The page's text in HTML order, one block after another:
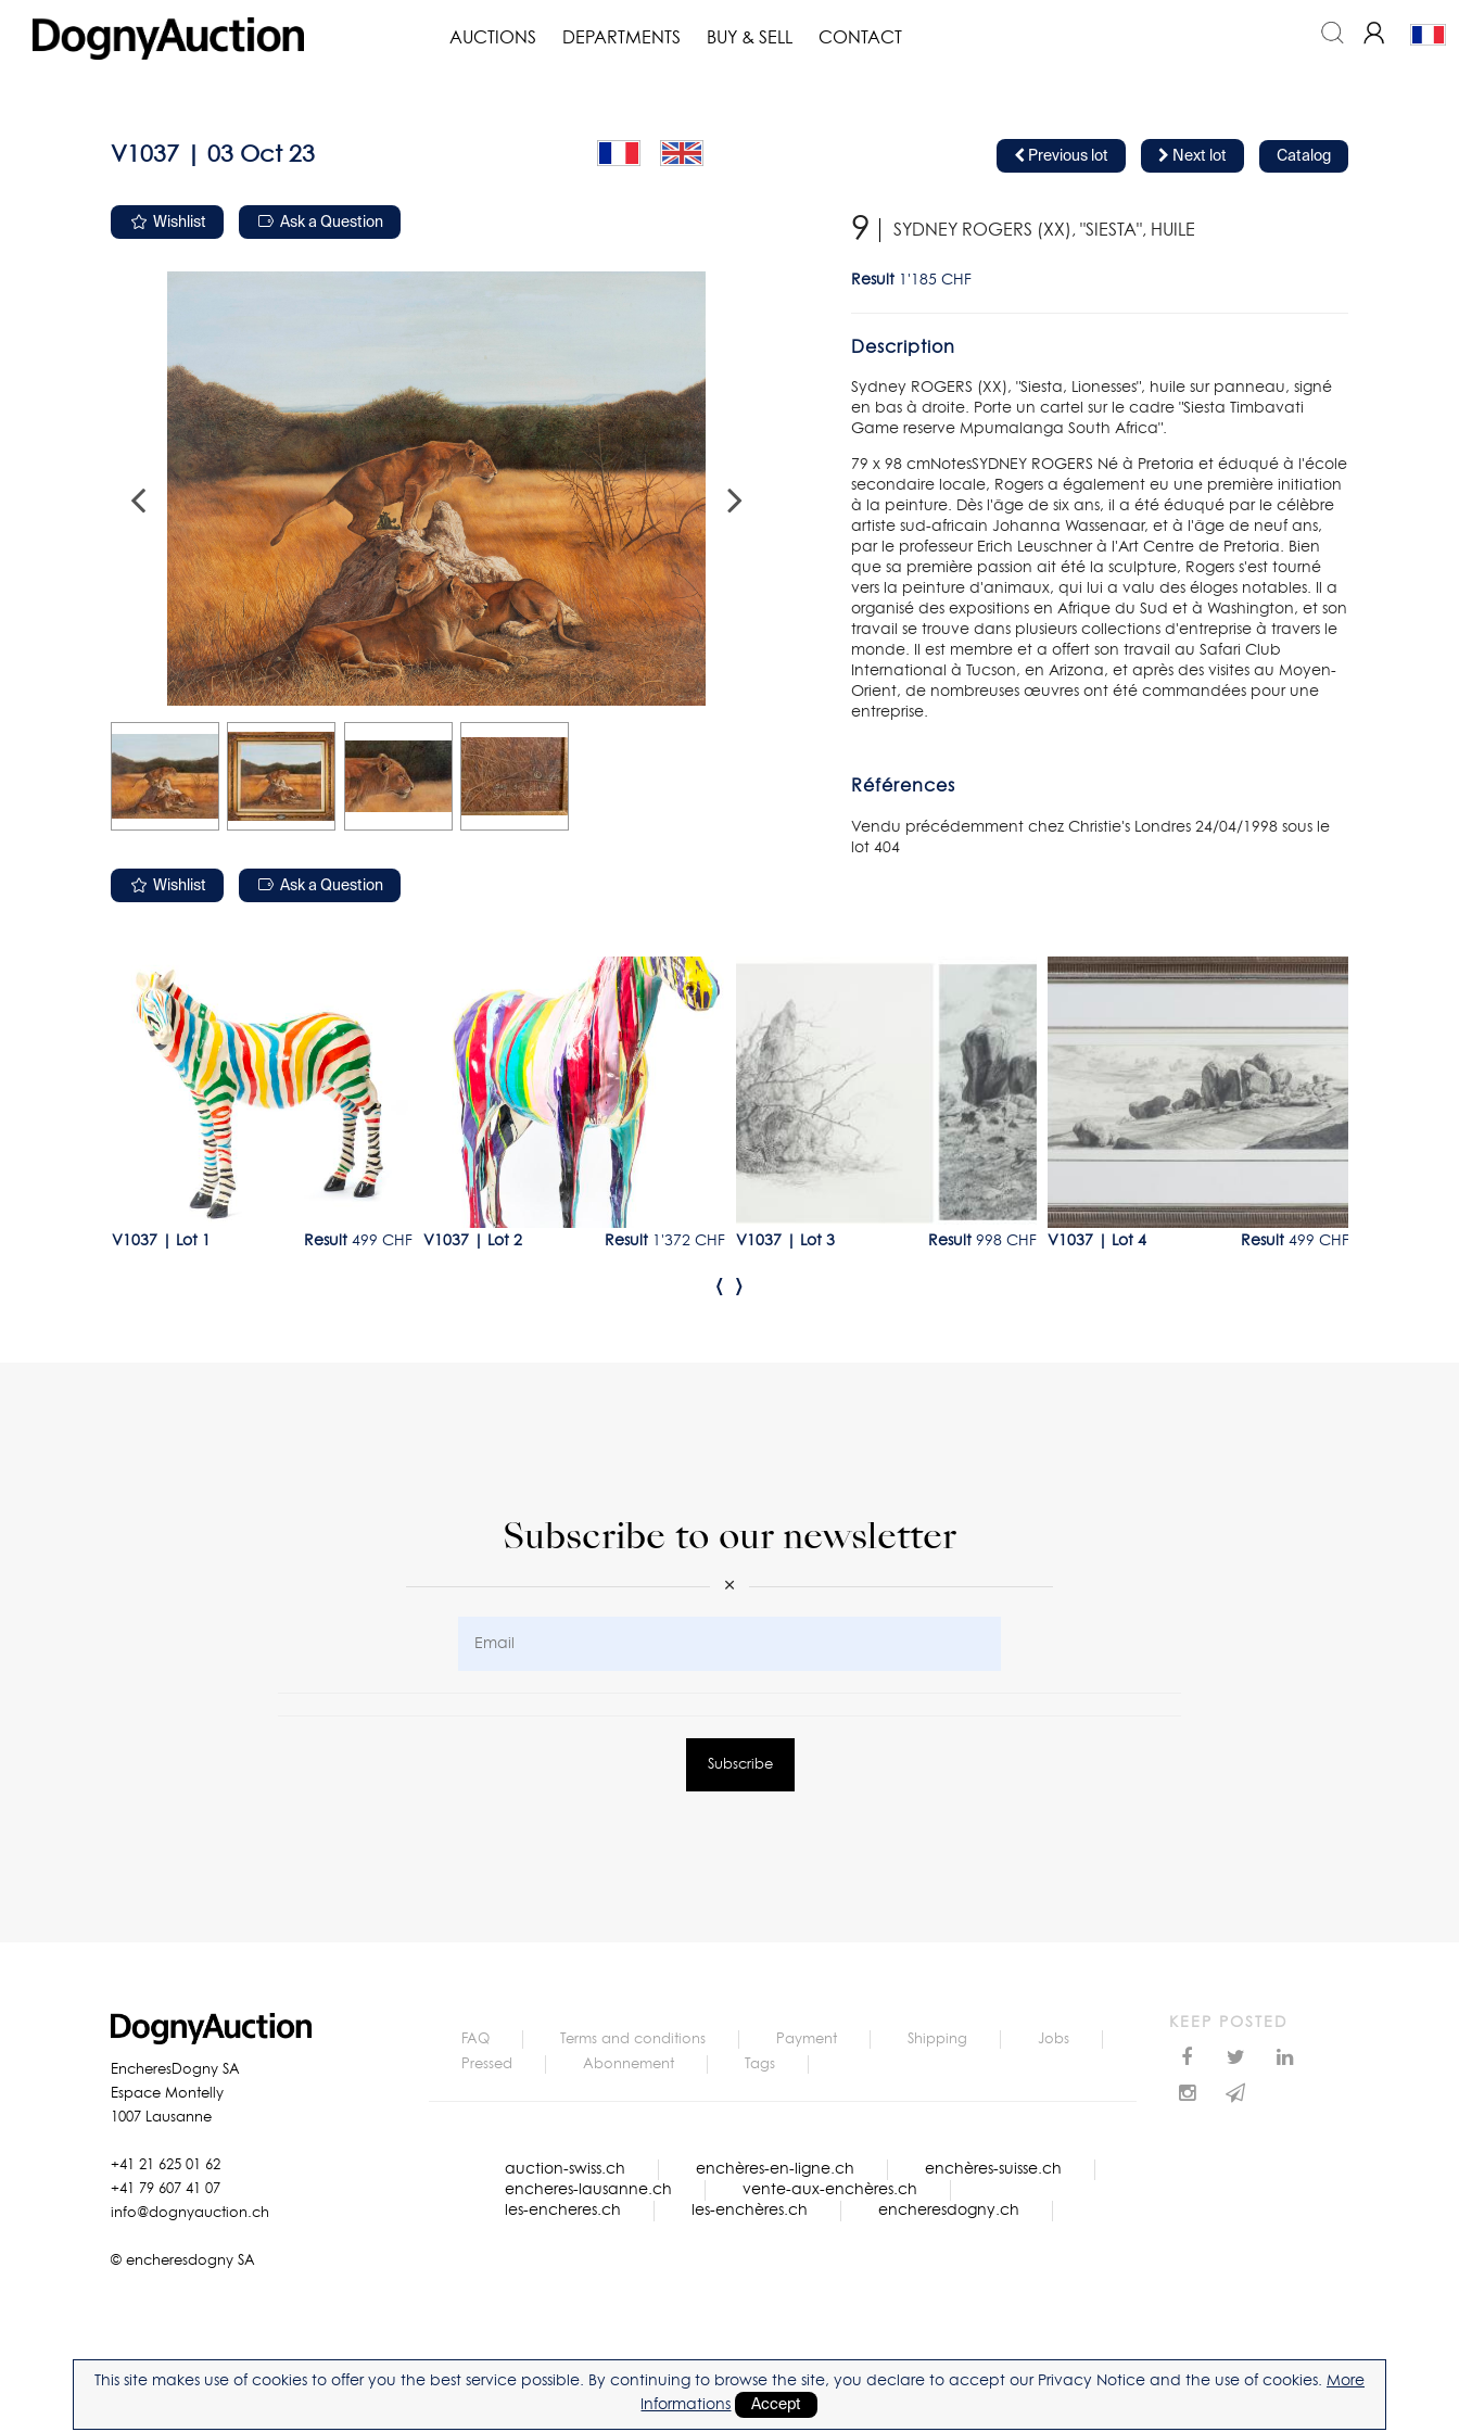
AUCTIONS DEPARTMENTS BUY & SELL CONTACT
V1037 | 03 Oct 23 Previous lot Next lot Catalog
Wishlist Ask a Question
Wishlist Ask a Question
9 SYDNEY ROGERS (XX), "SIESTA", HUILE
Result 1'185 CHF
Description
Sydney ROGERS (XX), "Siesta, Lionesses", huile sur panneau, signé
en bas à droite. Porte un cartel sur le cadre "Siesta Timbavati
Game reserve Mpumalanga South Africa".
79 x 98 cmNotesSYDNEY ROGERS Né à Pretoria et éduqué à l'école
secondaire locale, Rogers a également eu une première initiation
à la peinture. Dès l'âge de six ans, il a été éduqué par le célèbre
artiste sud-africain Johanna Wassenaar, et à l'âge de neuf ans,
par le professeur Erich Leuschner à l'Art Centre de Pretoria. Bien
que sa première passion ait été la sculpture, Rogers s'est tourné
vers la peinture d'animaux, qui lui a valu des éloges notables. Il a
organisé des expositions en Afrique du Sud et à Washington, et son
travail se trouve dans plusieurs collections d'entreprise à travers le
monde. Il est membre et a offert son travail au Safari Club
International à Tucson, en Arizona, et après des visites au Moyen-
Orient, de nombreuses œuvres ont été commandées pour une
entreprise.
Références
Vendu précédemment chez Christie's Londres 24/04/1998 sous le
lot 404
Lot 1
V1037 Lot 1 Result 499 CHF
Lot 2
V1037 Lot 2 Result1'372 CHF
Lot 3
V1037 Lot 3 Result 998 CHF V1037 Lot 4 Result499 CHF
‹ ›
Subscribe to our newsletter
×
EncheresDogny SA
Espace Montelly
1007 Lausanne
+41 21 625 01 62
+41 79 607 41 07
info@dognyauction.ch
© encheresdogny SA
FAQ Terms and conditions Payment Shipping
Jobs
Pressed
Abonnement Tags
auction-swiss.ch enchères-en-ligne.ch
enchères-suisse.ch
encheres-lausanne.ch
vente-aux-enchères.ch
les-encheres.ch
les-enchères.ch encheresdogny.ch
KEEP POSTED
This site makes use of cookies to offer you the best service possible. By continuing to browse the site, you declare to accept our Privacy Notice and the use of cookies. More
Informations
Accept